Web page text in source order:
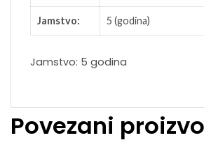
Jamstvo: 5 (godina)
Jamstvo: 5 godina
Povezani